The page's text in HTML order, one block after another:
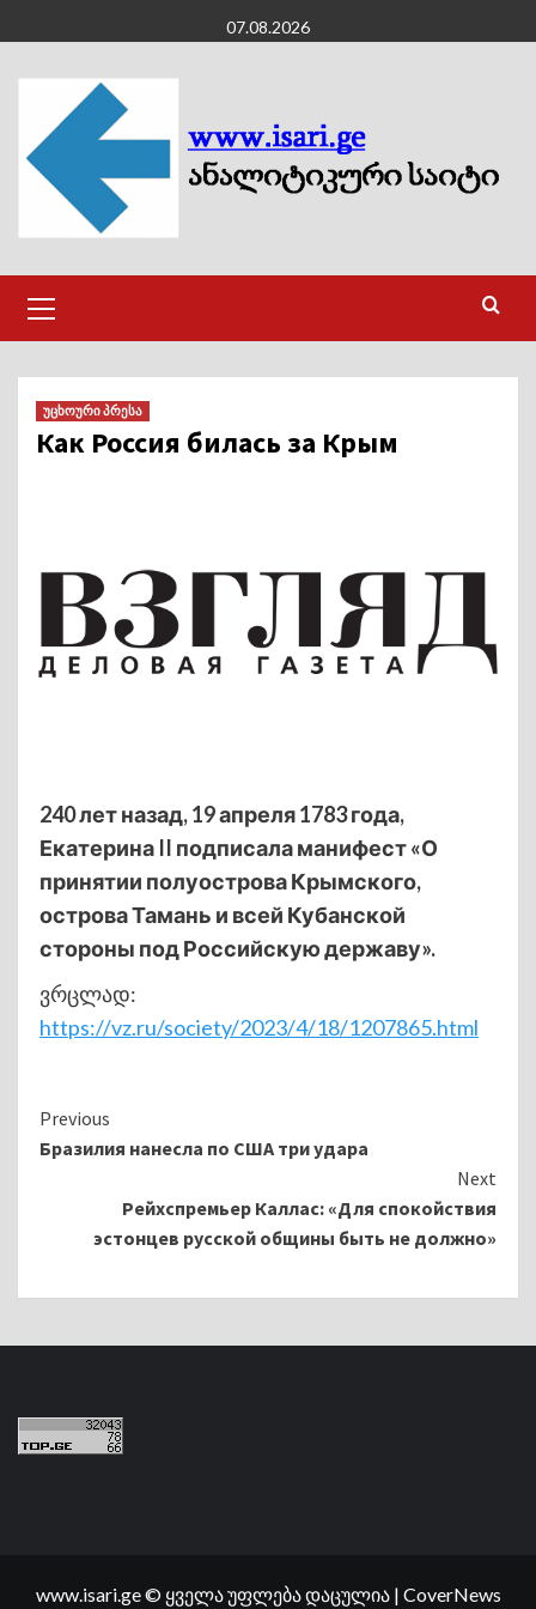
to
content
07.08.2026
Menu
უცხოური პრესა
Как Россия билась за Крым
240 лет назад, 19 апреля 1783 года,
Екатерина II подписала манифест «О
принятии полуострова Крымского,
острова Тамань и всей Кубанской
стороны под Российскую державу».
ვრცლად:
https://vz.ru/society/2023/4/18/1207865.html
Continue
Reading
Previous
Бразилия нанесла по США три удара
Next
Рейхспремьер Каллас: «Для спокойствия
эстонцев русской общины быть не должно»
www.isari.ge © ყველა უფლება დაცულია | CoverNews